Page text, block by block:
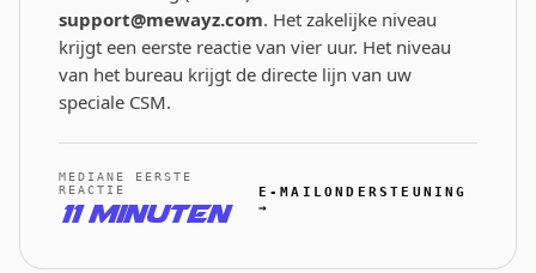
support@mewayz.com. Het zakelijke niveau
krijgt een eerste reactie van vier uur. Het niveau
van het bureau krijgt de directe lijn van uw
speciale CSM.
MEDIANE EERSTE
REACTIE
11 minuten
E-MAILONDERSTEUNING
→